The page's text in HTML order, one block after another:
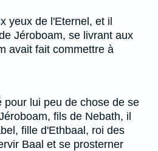
yeux de l'Eternel, et il
Jéroboam, se livrant aux
avait fait commettre à
pour lui peu de chose de se
fils de Nebath, il
fille d'Ethbaal, roi des
Baal et se prosterner